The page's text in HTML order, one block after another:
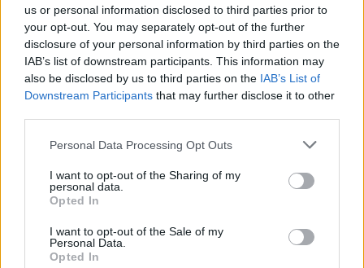
us or personal information disclosed to third parties prior to
your opt-out. You may separately opt-out of the further
disclosure of your personal information by third parties on the
IAB’s list of downstream participants. This information may
also be disclosed by us to third parties on the IAB’s List of
Downstream Participants that may further disclose it to other
Please note that this website/app uses one or more Google
not limited to your visit or usage behaviour. You may click to
grant or deny consent to Google and its third-party tags to
use your data for below specified purposes in below Google
consent section.
Personal Data Processing Opt Outs
I want to opt-out of the Sharing of my
personal data.
Opted In
I want to opt-out of the Sale of my
Personal Data.
Opted In
Δεκάδες ήταν οι συμμετοχές αλλά και οι περαστικοί που
το 2023 θα υπάρχει στις γειτονιές όλων των δήμων και θα